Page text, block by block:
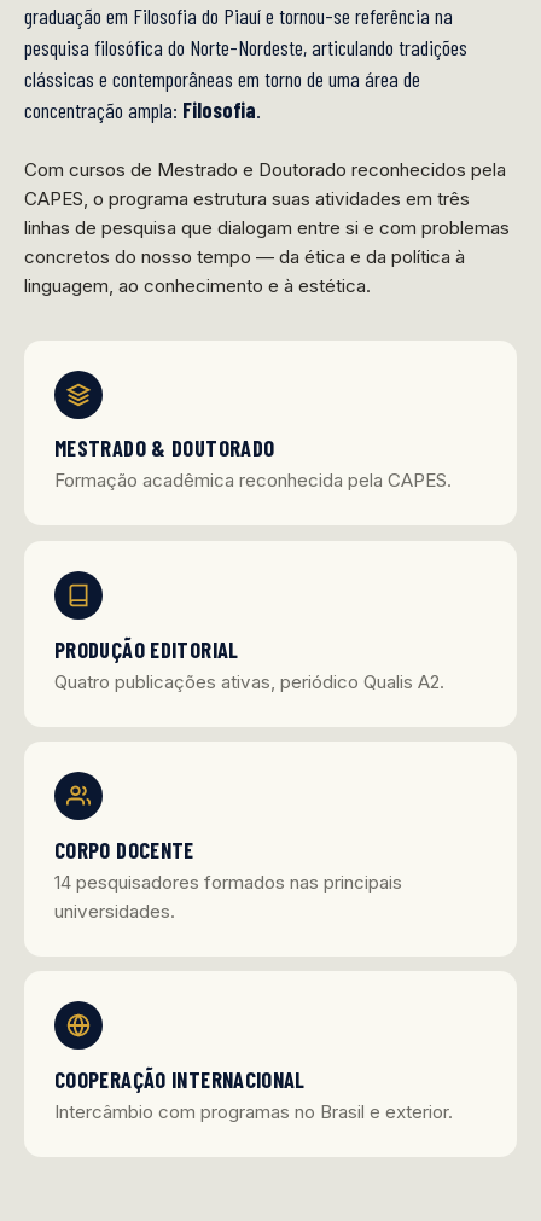
graduação em Filosofia do Piauí e tornou-se referência na
pesquisa filosófica do Norte-Nordeste, articulando tradições
clássicas e contemporâneas em torno de uma área de
concentração ampla: Filosofia.
Com cursos de Mestrado e Doutorado reconhecidos pela
CAPES, o programa estrutura suas atividades em três
linhas de pesquisa que dialogam entre si e com problemas
concretos do nosso tempo — da ética e da política à
linguagem, ao conhecimento e à estética.
MESTRADO & DOUTORADO
Formação acadêmica reconhecida pela CAPES.
PRODUÇÃO EDITORIAL
Quatro publicações ativas, periódico Qualis A2.
CORPO DOCENTE
14 pesquisadores formados nas principais
universidades.
COOPERAÇÃO INTERNACIONAL
Intercâmbio com programas no Brasil e exterior.